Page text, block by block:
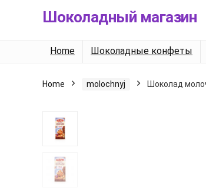
Шоколадный магазин
Home Шоколадные конфеты
Home molochnyj Шоколад